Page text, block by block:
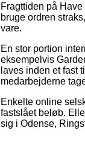
Fragttiden på
bruge ordren
vare.
En stor portion
eksempelvis
laves inden et fast
medarbejderne
Enkelte online
fastslået beløb.
sig i Odense,